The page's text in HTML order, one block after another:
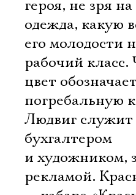
героя, не зря
одежда, какую
его молодости
рабочий
цвет обозначает
погребальную
Людвиг служит
бухгалтером
и художником,
рекламой.